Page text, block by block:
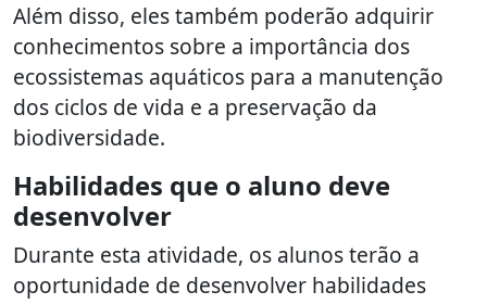
Além disso, eles também poderão adquirir
conhecimentos sobre a importância dos
ecossistemas aquáticos para a manutenção
dos ciclos de vida e a preservação da
biodiversidade.
Habilidades que o aluno deve
desenvolver
Durante esta atividade, os alunos terão a
oportunidade de desenvolver habilidades